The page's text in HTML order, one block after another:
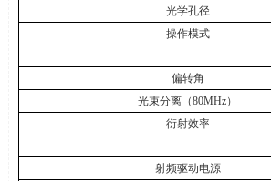
光学孔径
操作模式
偏转角
光束分离（80MHz）
衍射效率
射频驱动电源